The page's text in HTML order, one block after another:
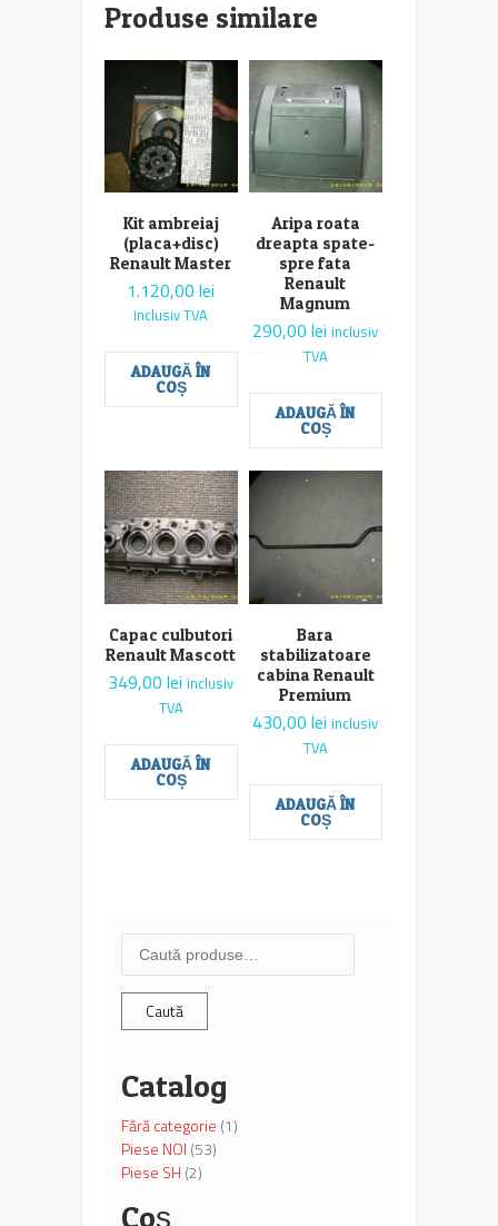
Produse similare
Kit ambreiaj
(placa+disc)
Renault Master
1.120,00lei
inclusiv TVA
ADAUGĂ ÎN
COȘ
Aripa roata
dreapta spate-
spre fata
Renault
Magnum
290,00lei inclusiv
TVA
ADAUGĂ ÎN
COȘ
Capac culbutori
Renault Mascott
349,00lei inclusiv
TVA
ADAUGĂ ÎN
COȘ
Bara
stabilizatoare
cabina Renault
Premium
430,00lei inclusiv
TVA
ADAUGĂ ÎN
COȘ
după:
Caută
Catalog
Fără categorie (1)
Piese NOI (53)
Piese SH (2)
Coș